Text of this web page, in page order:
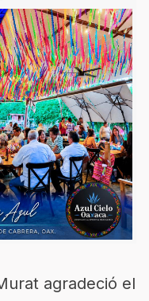
agradeció el